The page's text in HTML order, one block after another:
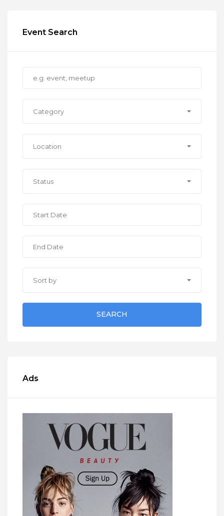
Event Search
Category
Location
Status
Sort by
SEARCH
Ads